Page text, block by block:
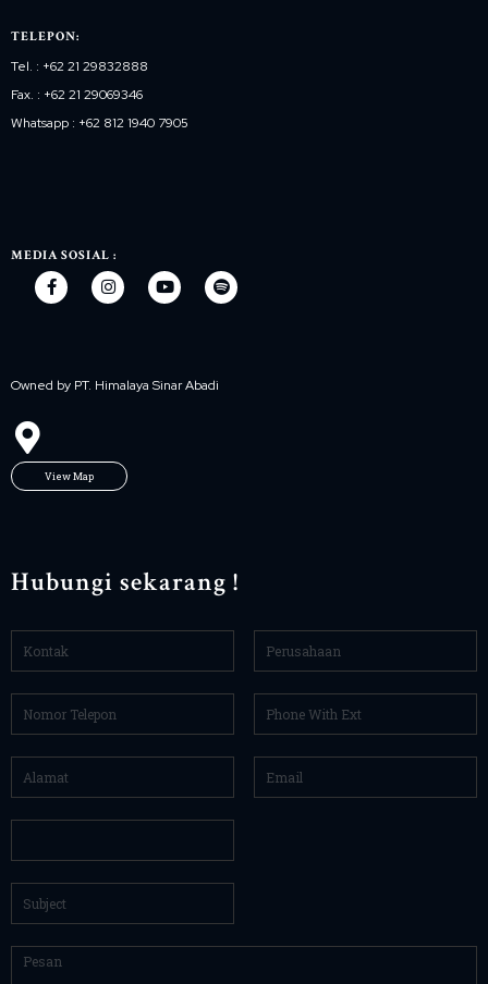
TELEPON:
Tel. : +62 21 29832888
Fax. : +62 21 29069346
Whatsapp : +62 812 1940 7905
MEDIA SOSIAL :
Owned by PT. Himalaya Sinar Abadi
View Map
Hubungi sekarang !